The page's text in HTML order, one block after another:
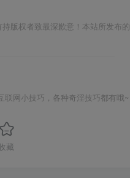
版权者致最深歉意！本站所发布
网小技巧，各种奇淫技巧都有哦~
藏